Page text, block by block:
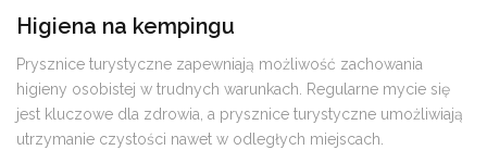
Higiena na kempingu
Prysznice turystyczne zapewniają możliwość zachowania
higieny osobistej w trudnych warunkach. Regularne mycie się
jest kluczowe dla zdrowia, a prysznice turystyczne umożliwiają
utrzymanie czystości nawet w odległych miejscach.